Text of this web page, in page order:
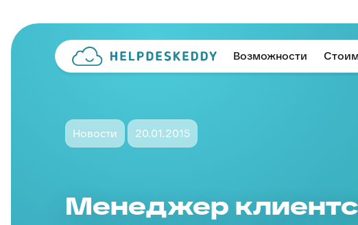
Возможности
Новости 20.01.2015
Менеджер